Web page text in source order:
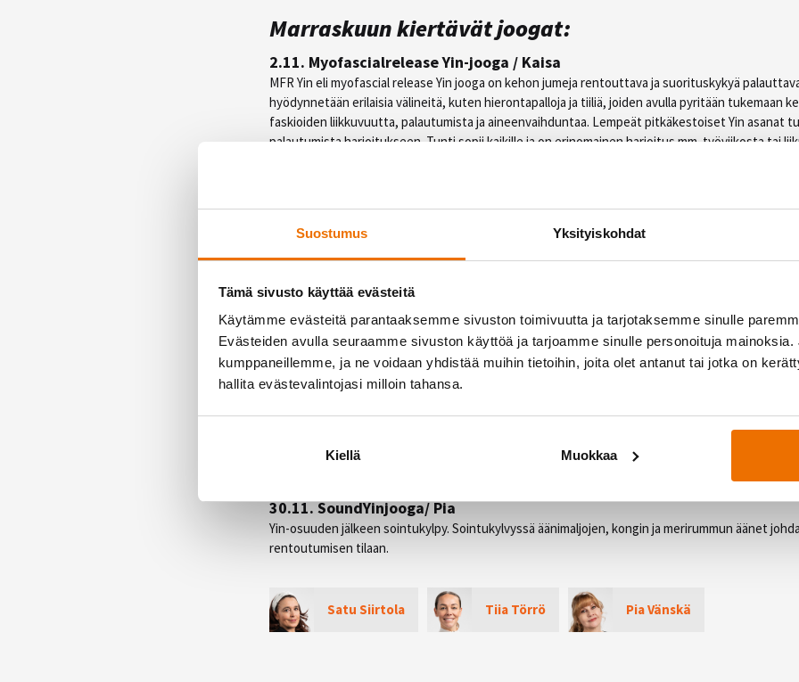
Suostumus Yksityiskohdat
Tämä sivusto käyttää evästeitä
Käytämme evästeitä parantaaksemme sivuston toimivuutta ja tarjotaksemme sinulle
Evästeiden avulla seuraamme sivuston käyttöä ja tarjoamme sinulle personoituja
kumppaneillemme, ja ne voidaan yhdistää muihin tietoihin, joita olet antanut tai jotka on
hallita evästevalintojasi milloin tahansa.
Kiellä Muokkaa
Marraskuun kiertävät joogat:
2.11. Myofascialrelease Yin-jooga / Kaisa
MFR Yin eli myofascial release Yin jooga on kehon jumeja rentouttava ja suorituskykyä
hyödynnetään erilaisia välineitä, kuten hierontapalloja ja tiiliä, joiden avulla pyritään tukemaan
faskioiden liikkuvuutta, palautumista ja aineenvaihduntaa. Lempeät pitkäkestoiset Yin asanat
palautumista harjoitukseen. Tunti sopii kaikille ja on erinomainen harjoitus mm. työviikosta tai
hengityksen kanssa. Tämä tunti sopii sekä aloittelijoille että joogaa jo harrastaneille.
16.11. JoogaYin / Tiia
nivelsiteisiin. Tunnilla tehdään pitkiä lempeitä venytyksiä lattiatasossa ja lopuksi on pidempi
tunnista on helppo aloittaa joogaaminen.
23.11. Jooganidra / Pia
makuuasennossa viltin alla kuunnellen erilaisia sanallisia mielikuvaharjoituksia. Tunnin kruunaa
koshien harmoniset sävelet, jotka hellii kehomme joka solua. Tämä tunti tarjoaa sinulle hetken
30.11. SoundYinjooga/ Pia
Yin-osuuden jälkeen sointukylpy. Sointukylvyssä äänimaljojen, kongin ja merirummun äänet
rentoutumisen tilaan.
Satu Siirtola Tiia Törrö Pia Vänskä